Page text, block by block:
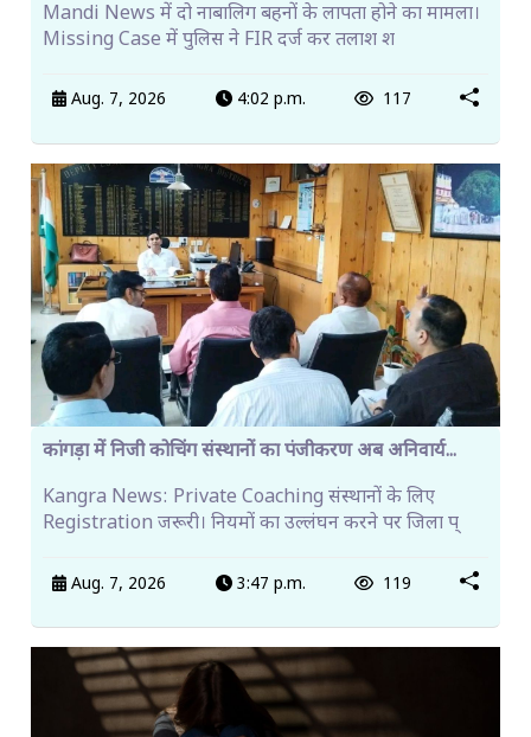
Mandi News में दो नाबालिग बहनों के लापता होने का मामला।
Missing Case में पुलिस ने FIR दर्ज कर तलाश श
Aug. 7, 2026 4:02 p.m. 117
कांगड़ा में निजी कोचिंग संस्थानों का पंजीकरण अब अनिवार्य...
Kangra News: Private Coaching संस्थानों के लिए
Registration जरूरी। नियमों का उल्लंघन करने पर जिला प्
Aug. 7, 2026 3:47 p.m. 119